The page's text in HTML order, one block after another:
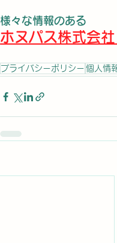
様々な情報のある
ホヌパス株式会
プライバシーポリシー 個人情